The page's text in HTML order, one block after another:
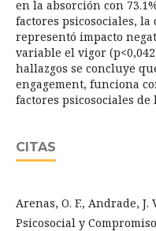
en la absorción con
factores psicosociales,
representó impacto
variable el vigor
hallazgos se concluye
engagement, funciona
factores psicosociales
CITAS
Arenas, O. F., Andrade, J.
Psicosocial y